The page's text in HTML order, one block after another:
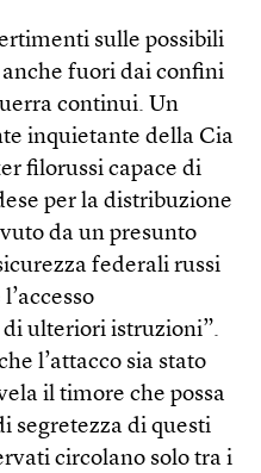
sulle possibili
fuori dai confini
continui. Un
inquietante della Cia
filorussi capace di
per la distribuzione
da un presunto
federali russi
ulteriori istruzioni”.
l’attacco sia stato
il timore che possa
segretezza di questi
circolano solo tra i